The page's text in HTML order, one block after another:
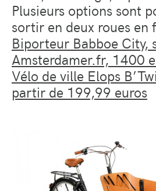
Plusieurs options sont
sortir en deux roues en
Biporteur Babboe City,
Amsterdamer.fr, 1400
Vélo de ville Elops
partir de 199,99 euros